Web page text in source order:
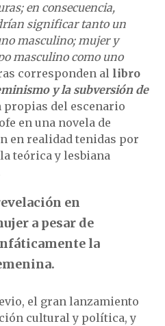
en consecuencia,
significar tanto un
masculino; mujer y
masculino como uno
corresponden al libro
y la subversión de
propias del escenario
en una novela de
en realidad tenidas por
teórica y lesbiana
en
a pesar de
la
el gran lanzamiento
cultural y política, y